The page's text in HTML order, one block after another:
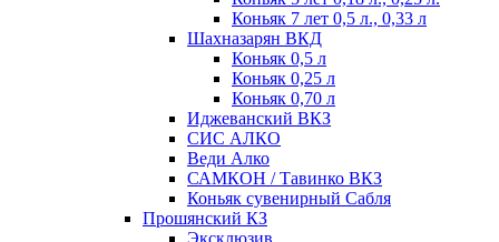
Коньяк 7 лет 0,5 л., 0,33 л
Шахназарян ВКД
Коньяк 0,5 л
Коньяк 0,25 л
Коньяк 0,70 л
Иджеванский ВКЗ
СИС АЛКО
Веди Алко
САМКОН / Тавинко ВКЗ
Коньяк сувенирный Сабля
Прошянский КЗ
Эксклюзив